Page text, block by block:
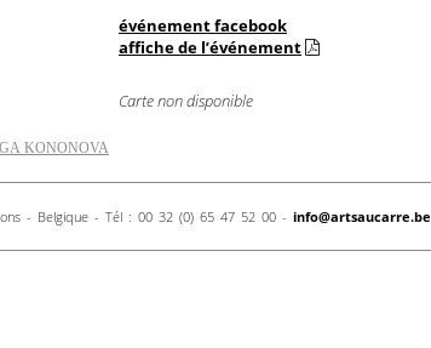
événement facebook
affiche de l’événement
Carte non disponible
KONONOVA
- Belgique - Tél : 00 32 (0) 65 47 52 00 - info@artsaucarre.be